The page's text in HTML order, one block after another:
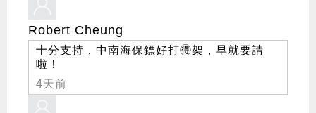
Robert Cheung
十分支持，中南海保鏢好打🉐️架，早就要請
啦！
4天前